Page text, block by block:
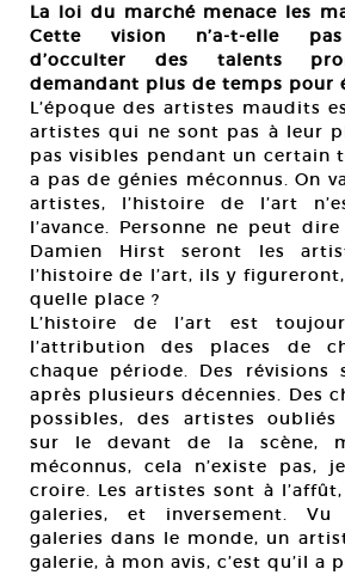
La loi du marché menace les
Cette vision n’a-t-elle pas
d’occulter des talents
demandant plus de temps pour
L’époque des artistes maudits
artistes qui ne sont pas à leur
pas visibles pendant un certain
a pas de génies méconnus. On
artistes, l’histoire de l’art
l’avance. Personne ne peut
Damien Hirst seront les
l’histoire de l’art, ils y
quelle place ?
L’histoire de l’art est
l’attribution des places de
chaque période. Des révisions
après plusieurs décennies. Des
possibles, des artistes
sur le devant de la scène,
méconnus, cela n’existe pas,
croire. Les artistes sont à
galeries, et inversement.
galeries dans le monde, un
galerie, à mon avis, c’est qu’il a